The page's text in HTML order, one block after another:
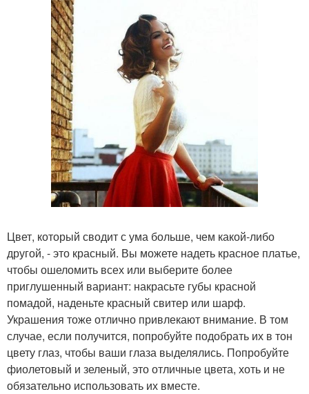
Цвет, который сводит с ума больше, чем какой-либо
другой, - это красный. Вы можете надеть красное платье,
чтобы ошеломить всех или выберите более
приглушенный вариант: накрасьте губы красной
помадой, наденьте красный свитер или шарф.
Украшения тоже отлично привлекают внимание. В том
случае, если получится, попробуйте подобрать их в тон
цвету глаз, чтобы ваши глаза выделялись. Попробуйте
фиолетовый и зеленый, это отличные цвета, хоть и не
обязательно использовать их вместе.